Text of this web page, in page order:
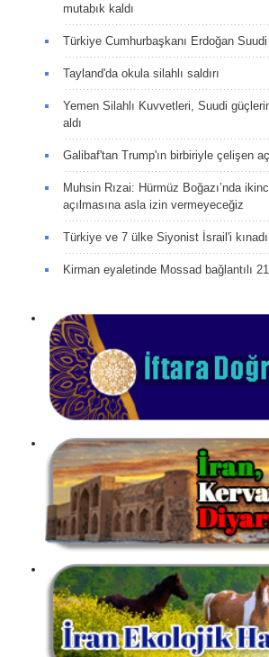
mutabık kaldı
Türkiye Cumhurbaşkanı Erdoğan Suudi
Tayland'da okula silahlı saldırı
Yemen Silahlı Kuvvetleri, Suudi
aldı
Galibaf'tan Trump'ın birbiriyle çelişen
Muhsin Rızai: Hürmüz Boğazı’nda
açılmasına asla izin vermeyeceğiz
Türkiye ve 7 ülke Siyonist İsrail'i kınadı
Kirman eyaletinde Mossad bağlantılı